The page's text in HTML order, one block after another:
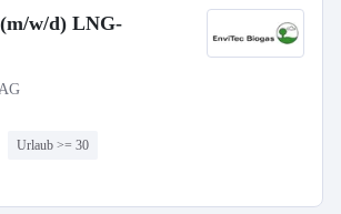
w/d) LNG-
Urlaub >= 30